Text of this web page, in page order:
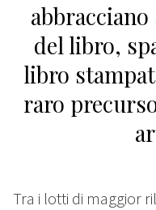
del libro,
libro
raro
Tra i lotti di maggior